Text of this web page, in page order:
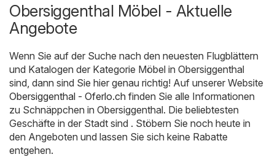
Obersiggenthal Möbel - Aktuelle
Angebote
Wenn Sie auf der Suche nach den neuesten Flugblättern
und Katalogen der Kategorie Möbel in Obersiggenthal
sind, dann sind Sie hier genau richtig! Auf unserer Website
Obersiggenthal - Oferlo.ch finden Sie alle Informationen
zu Schnäppchen in Obersiggenthal. Die beliebtesten
Geschäfte in der Stadt sind . Stöbern Sie noch heute in
den Angeboten und lassen Sie sich keine Rabatte
entgehen.